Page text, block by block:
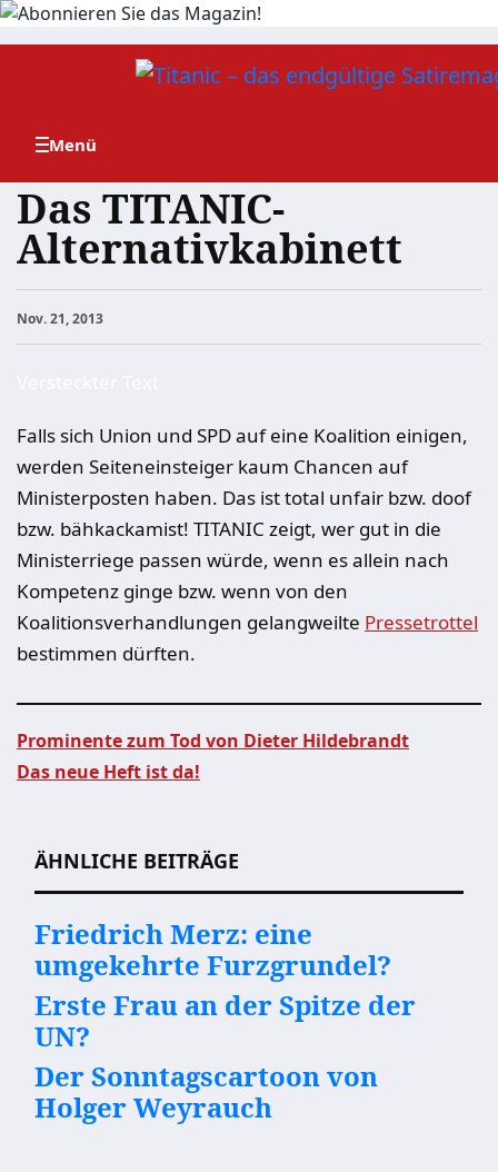
Zum
Das TITANIC-
Alternativkabinett
Nov. 21, 2013
Falls sich Union und SPD auf eine Koalition einigen,
werden Seiteneinsteiger kaum Chancen auf
Ministerposten haben. Das ist total unfair bzw. doof
bzw. bähkackamist! TITANIC zeigt, wer gut in die
Ministerriege passen würde, wenn es allein nach
Kompetenz ginge bzw. wenn von den
Koalitionsverhandlungen gelangweilte Pressetrottel
bestimmen dürften.
Prominente zum Tod von Dieter Hildebrandt
Das neue Heft ist da!
ÄHNLICHE BEITRÄGE
Friedrich Merz: eine
umgekehrte Furzgrundel?
Erste Frau an der Spitze der
UN?
Der Sonntagscartoon von
Holger Weyrauch